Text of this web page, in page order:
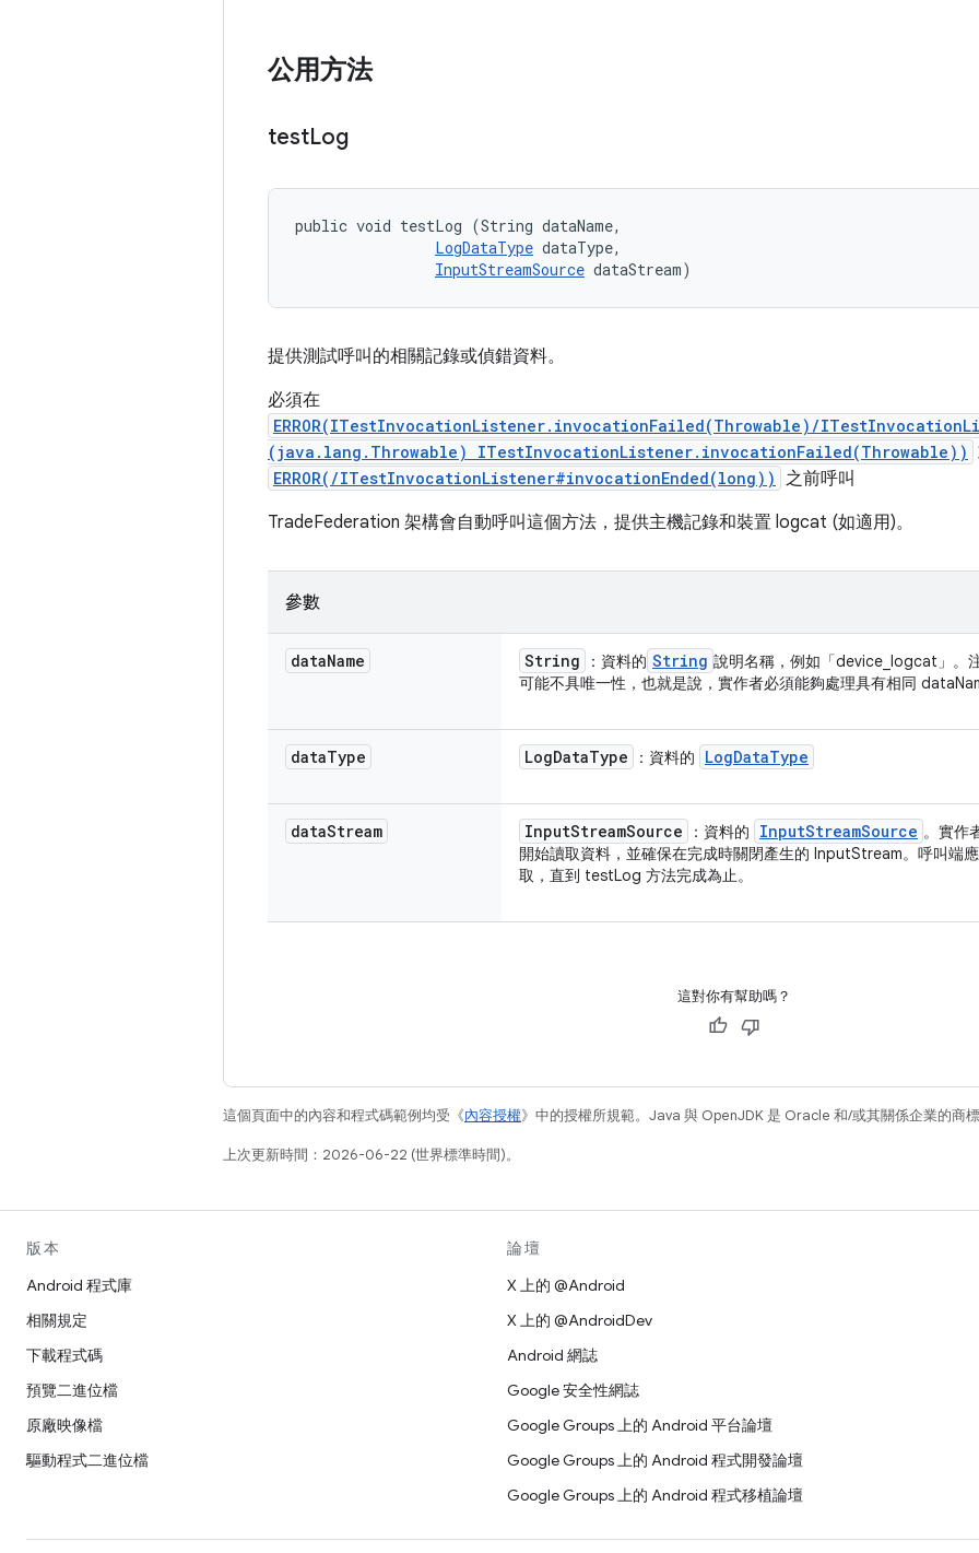
公用方法
testLog
public void testLog (String dataName,
LogDataType dataType,
InputStreamSource dataStream)
提供測試呼叫的相關記錄或偵錯資料。
必須在
ERROR(ITestInvocationListener.invocationFailed(Throwable)/
(java.lang.Throwable) ITestInvocationListener.invocationFailed(Throwable))
ERROR(/ITestInvocationListener#invocationEnded(long)) 之前呼叫
TradeFederation 架構會自動呼叫這個方法，提供主機記錄和裝置 logcat (如適用)。
參數
dataName String ：資料的 String 說明名稱，例如「device_logcat」。
可能不具唯一性，也就是說，實作者必須能夠處理具有相同
dataType LogDataType ：資料的 LogDataType
dataStream InputStreamSource ：資料的 InputStreamSource 。實作
開始讀取資料，並確保在完成時關閉產生的 InputStream。呼叫端
取，直到 testLog 方法完成為止。
這對你有幫助嗎？
這個頁面中的內容和程式碼範例均受《內容授權》中的授權所規範。Java 與 OpenJDK 是 Oracle 和/或其關係企業的商標
上次更新時間：2026-06-22 (世界標準時間)。
版本
Android 程式庫
相關規定
下載程式碼
預覽二進位檔
原廠映像檔
驅動程式二進位檔
論壇
X 上的 @Android
X 上的 @AndroidDev
Android 網誌
Google 安全性網誌
Google Groups 上的 Android 平台論壇
Google Groups 上的 Android 程式開發論壇
Google Groups 上的 Android 程式移植論壇